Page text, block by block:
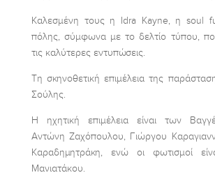
Καλεσμένη τους η Idra Kayne, η soul
πόλης, σύμφωνα με το δελτίο τύπου,
τις καλύτερες εντυπώσεις.
Τη σκηνοθετική επιμέλεια της
Σούλης.
Η ηχητική επιμέλεια είναι των
Αντώνη Ζαχόπουλου, Γιώργου
Καραδημητράκη, ενώ οι φωτισμοί
Μανιατάκου.